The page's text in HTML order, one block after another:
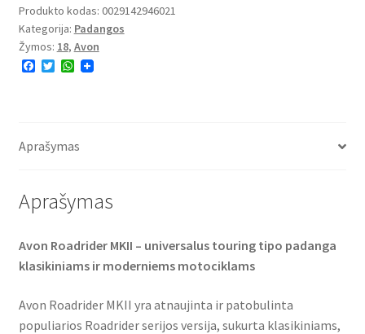
Produkto kodas: 0029142946021
Kategorija: Padangos
Žymos: 18, Avon
F
o
T
r
W
p
Aprašymas
Aprašymas
Avon Roadrider MKII – universalus touring tipo padanga
klasikiniams ir moderniems motociklams
Avon Roadrider MKII yra atnaujinta ir patobulinta
populiarios Roadrider serijos versija, sukurta klasikiniams,